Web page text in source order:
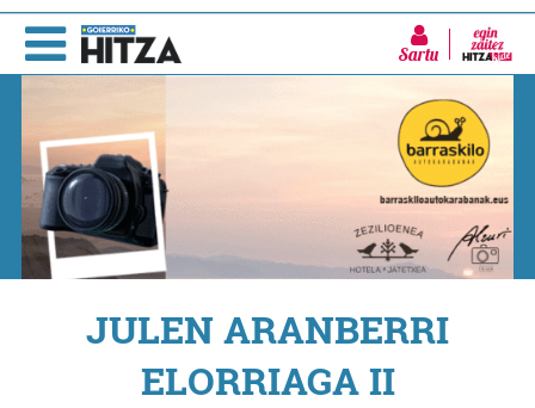
Sartu
JULEN ARANBERRI
ELORRIAGA II